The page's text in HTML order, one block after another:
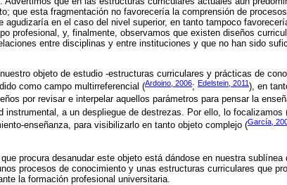
que esta fragmentación no favorecería la comprensión de
agudizaría en el caso del nivel superior, en tanto tampoco
profesional, y, finalmente, observamos que existen diseños
entre disciplinas y entre instituciones y que no han sido
objeto de estudio -estructuras curriculares y prácticas de
como campo multirreferencial (Ardoino, 2006; Edelstein, 2011), en
por revisar e interpelar aquellos parámetros para pensar la
instrumental, a un despliegue de destrezas. Por ello, lo focalizamos
enseñanza, para visibilizarlo en tanto objeto complejo (García,
procura desanudar este objeto está dándose en nuestra
procesos de conocimiento y unas estructuras curriculares que
la formación profesional universitaria.